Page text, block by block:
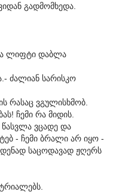
გადმომხედა.
ლიფტი დაბლა
ძალიან სარისკო
რასაც ვგულისხმობ.
ჩემი რა მიდის.
წასვლა ვცადე და
- ჩემი ბრალი არ იყო -
საცოდავად ჟღერს